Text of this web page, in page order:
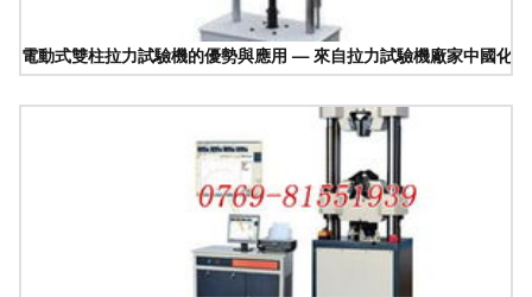
電動式雙柱拉力試驗機的優勢與應用 — 來自拉力試驗機廠家中國化